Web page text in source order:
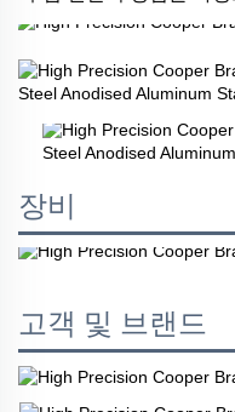
장비
고객 및 브랜드